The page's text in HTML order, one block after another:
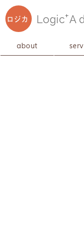
ロジカ Logic+A
about